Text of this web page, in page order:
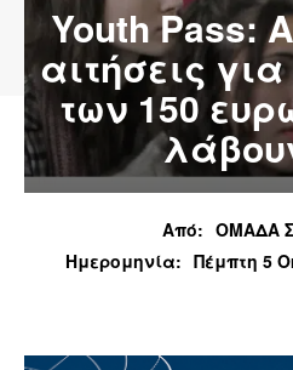
Youth Pass:
αιτήσεις
των 150
Από: ΟΜΑΔΑ
Ημερομηνία: Πέμπτη 5